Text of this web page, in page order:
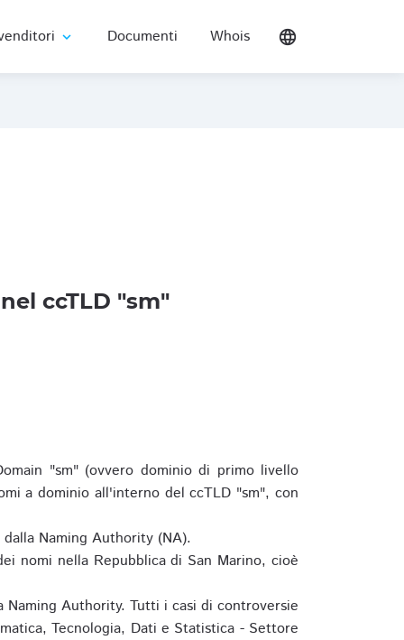
expand_more Documenti Whois language
ccTLD "sm"
"sm" (ovvero dominio di primo livello
a dominio all'interno del ccTLD "sm", con
Naming Authority (NA).
nomi nella Repubblica di San Marino, cioè
Authority. Tutti i casi di controversie
Tecnologia, Dati e Statistica - Settore